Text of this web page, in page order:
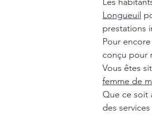
Longueuil
prestations
Pour
conçu pour
Vous êtes
femme de
Que ce soit
des